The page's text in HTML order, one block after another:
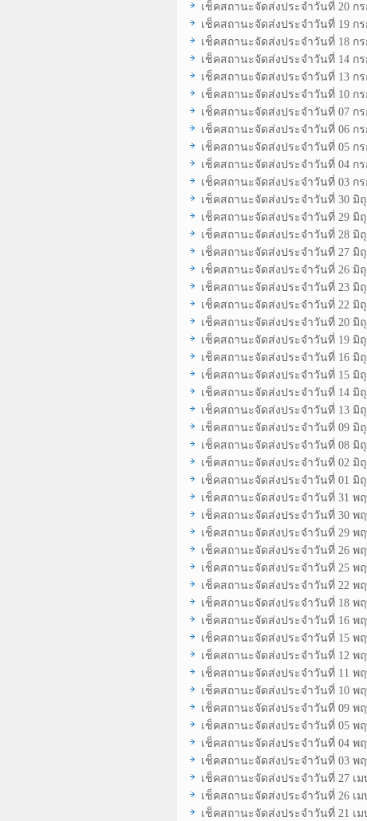
เช็คสถานะจัดส่งประจำวันที่ 20 กร
เช็คสถานะจัดส่งประจำวันที่ 19 กร
เช็คสถานะจัดส่งประจำวันที่ 18 กร
เช็คสถานะจัดส่งประจำวันที่ 14 กร
เช็คสถานะจัดส่งประจำวันที่ 13 กร
เช็คสถานะจัดส่งประจำวันที่ 10 กร
เช็คสถานะจัดส่งประจำวันที่ 07 กร
เช็คสถานะจัดส่งประจำวันที่ 06 กร
เช็คสถานะจัดส่งประจำวันที่ 05 กร
เช็คสถานะจัดส่งประจำวันที่ 04 กร
เช็คสถานะจัดส่งประจำวันที่ 03 กร
เช็คสถานะจัดส่งประจำวันที่ 30 มิ
เช็คสถานะจัดส่งประจำวันที่ 29 มิ
เช็คสถานะจัดส่งประจำวันที่ 28 มิ
เช็คสถานะจัดส่งประจำวันที่ 27 มิ
เช็คสถานะจัดส่งประจำวันที่ 26 มิ
เช็คสถานะจัดส่งประจำวันที่ 23 มิ
เช็คสถานะจัดส่งประจำวันที่ 22 มิ
เช็คสถานะจัดส่งประจำวันที่ 20 มิ
เช็คสถานะจัดส่งประจำวันที่ 19 มิ
เช็คสถานะจัดส่งประจำวันที่ 16 มิ
เช็คสถานะจัดส่งประจำวันที่ 15 มิ
เช็คสถานะจัดส่งประจำวันที่ 14 มิ
เช็คสถานะจัดส่งประจำวันที่ 13 มิ
เช็คสถานะจัดส่งประจำวันที่ 09 มิ
เช็คสถานะจัดส่งประจำวันที่ 08 มิ
เช็คสถานะจัดส่งประจำวันที่ 02 มิ
เช็คสถานะจัดส่งประจำวันที่ 01 มิ
เช็คสถานะจัดส่งประจำวันที่ 31 พ
เช็คสถานะจัดส่งประจำวันที่ 30 พ
เช็คสถานะจัดส่งประจำวันที่ 29 พ
เช็คสถานะจัดส่งประจำวันที่ 26 พ
เช็คสถานะจัดส่งประจำวันที่ 25 พ
เช็คสถานะจัดส่งประจำวันที่ 22 พ
เช็คสถานะจัดส่งประจำวันที่ 18 พ
เช็คสถานะจัดส่งประจำวันที่ 16 พ
เช็คสถานะจัดส่งประจำวันที่ 15 พ
เช็คสถานะจัดส่งประจำวันที่ 12 พ
เช็คสถานะจัดส่งประจำวันที่ 11 พ
เช็คสถานะจัดส่งประจำวันที่ 10 พ
เช็คสถานะจัดส่งประจำวันที่ 09 พ
เช็คสถานะจัดส่งประจำวันที่ 05 พ
เช็คสถานะจัดส่งประจำวันที่ 04 พ
เช็คสถานะจัดส่งประจำวันที่ 03 พ
เช็คสถานะจัดส่งประจำวันที่ 27 เม
เช็คสถานะจัดส่งประจำวันที่ 26 เม
เช็คสถานะจัดส่งประจำวันที่ 21 เม